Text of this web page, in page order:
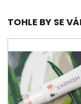
TOHLE BY SE